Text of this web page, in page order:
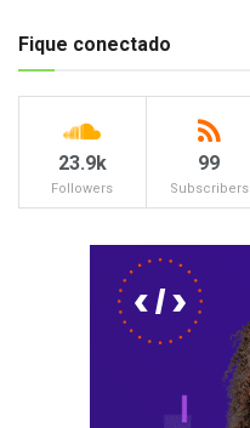
Fique conectado
23.9k
Followers
99
Subscribers